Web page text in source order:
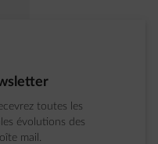
toutes les
évolutions des
mail.